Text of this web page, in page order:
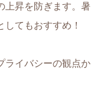
上昇を防ぎます。暑
てもおすすめ！
ライバシーの観点か